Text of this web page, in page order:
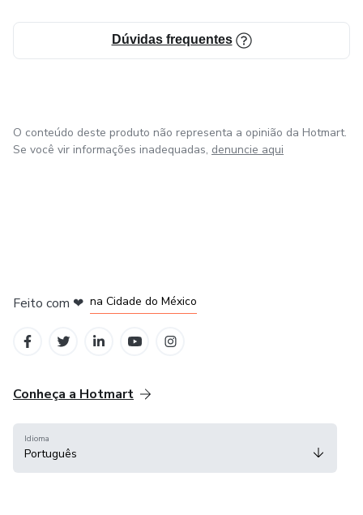
Dúvidas frequentes
O conteúdo deste produto não representa a opinião da Hotmart.
Se você vir informações inadequadas, denuncie aqui
Feito com ❤ na Cidade do México
Conheça a Hotmart
Idioma
Português